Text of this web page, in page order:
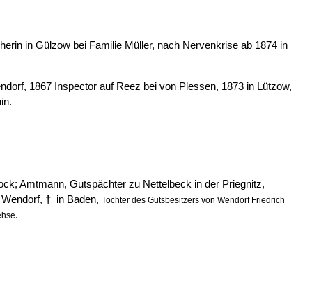
in Gülzow bei Familie Müller, nach Nervenkrise ab 1874 in
1867 Inspector auf Reez bei von Plessen, 1873 in Lützow,
Amtmann, Gutspächter zu Nettelbeck in der Priegnitz,
† in Baden, Tochter des Gutsbesitzers von Wendorf Friedrich
.